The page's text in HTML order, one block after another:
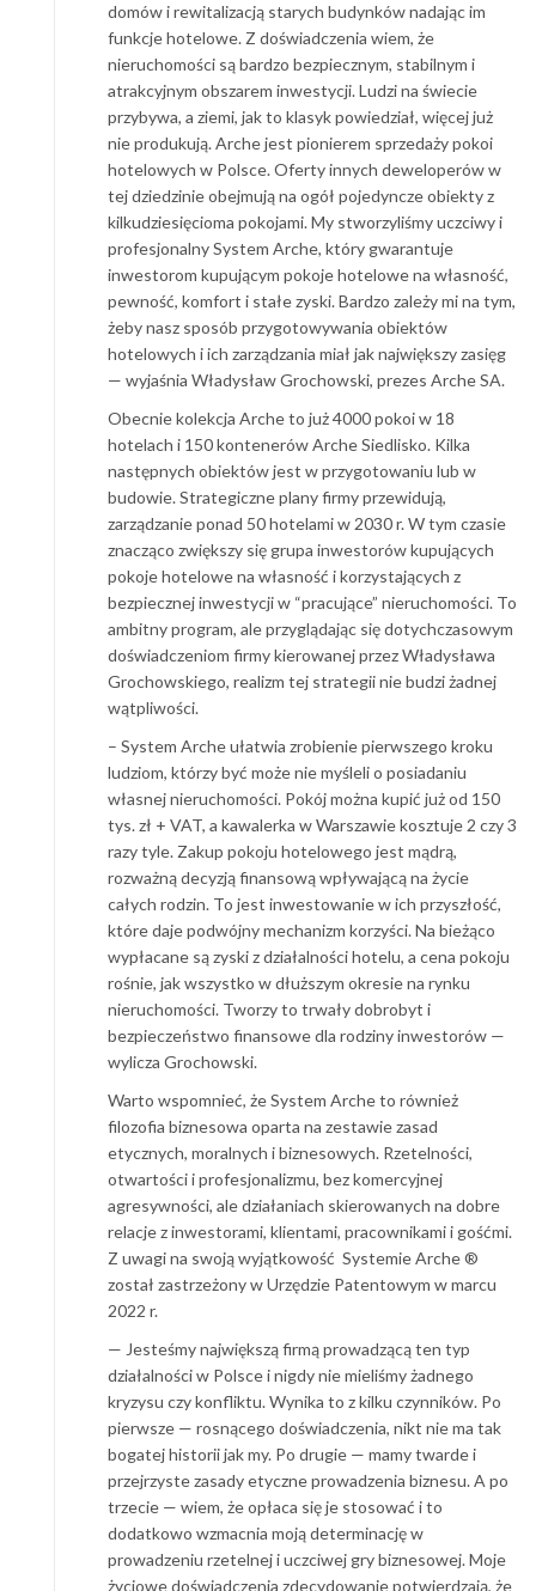
domów i rewitalizacją starych budynków nadając im
funkcje hotelowe. Z doświadczenia wiem, że
nieruchomości są bardzo bezpiecznym, stabilnym i
atrakcyjnym obszarem inwestycji. Ludzi na świecie
przybywa, a ziemi, jak to klasyk powiedział, więcej już
nie produkują. Arche jest pionierem sprzedaży pokoi
hotelowych w Polsce. Oferty innych deweloperów w
tej dziedzinie obejmują na ogół pojedyncze obiekty z
kilkudziesięcioma pokojami. My stworzyliśmy uczciwy i
profesjonalny System Arche, który gwarantuje
inwestorom kupującym pokoje hotelowe na własność,
pewność, komfort i stałe zyski. Bardzo zależy mi na tym,
żeby nasz sposób przygotowywania obiektów
hotelowych i ich zarządzania miał jak największy zasięg
— wyjaśnia Władysław Grochowski, prezes Arche SA.
Obecnie kolekcja Arche to już 4000 pokoi w 18
hotelach i 150 kontenerów Arche Siedlisko. Kilka
następnych obiektów jest w przygotowaniu lub w
budowie. Strategiczne plany firmy przewidują,
zarządzanie ponad 50 hotelami w 2030 r. W tym czasie
znacząco zwiększy się grupa inwestorów kupujących
pokoje hotelowe na własność i korzystających z
bezpiecznej inwestycji w “pracujące” nieruchomości. To
ambitny program, ale przyglądając się dotychczasowym
doświadczeniom firmy kierowanej przez Władysława
Grochowskiego, realizm tej strategii nie budzi żadnej
wątpliwości.
– System Arche ułatwia zrobienie pierwszego kroku
ludziom, którzy być może nie myśleli o posiadaniu
własnej nieruchomości. Pokój można kupić już od 150
tys. zł + VAT, a kawalerka w Warszawie kosztuje 2 czy 3
razy tyle. Zakup pokoju hotelowego jest mądrą,
rozważną decyzją finansową wpływającą na życie
całych rodzin. To jest inwestowanie w ich przyszłość,
które daje podwójny mechanizm korzyści. Na bieżąco
wypłacane są zyski z działalności hotelu, a cena pokoju
rośnie, jak wszystko w dłuższym okresie na rynku
nieruchomości. Tworzy to trwały dobrobyt i
bezpieczeństwo finansowe dla rodziny inwestorów —
wylicza Grochowski.
Warto wspomnieć, że System Arche to również
filozofia biznesowa oparta na zestawie zasad
etycznych, moralnych i biznesowych. Rzetelności,
otwartości i profesjonalizmu, bez komercyjnej
agresywności, ale działaniach skierowanych na dobre
relacje z inwestorami, klientami, pracownikami i gośćmi.
Z uwagi na swoją wyjątkowość Systemie Arche ®
został zastrzeżony w Urzędzie Patentowym w marcu
2022 r.
— Jesteśmy największą firmą prowadzącą ten typ
działalności w Polsce i nigdy nie mieliśmy żadnego
kryzysu czy konfliktu. Wynika to z kilku czynników. Po
pierwsze — rosnącego doświadczenia, nikt nie ma tak
bogatej historii jak my. Po drugie — mamy twarde i
przejrzyste zasady etyczne prowadzenia biznesu. A po
trzecie — wiem, że opłaca się je stosować i to
dodatkowo wzmacnia moją determinację w
prowadzeniu rzetelnej i uczciwej gry biznesowej. Moje
życiowe doświadczenia zdecydowanie potwierdzają, że